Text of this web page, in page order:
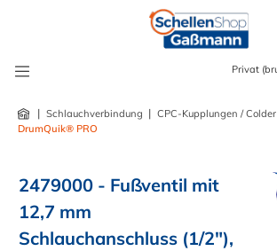
Privat
| Schlauchverbindung | CPC-Kupplungen /
DrumQuik® PRO
2479000 - Fußventil mit
12,7 mm
Schlauchanschluss (1/2"),